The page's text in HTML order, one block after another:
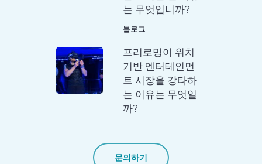
는 무엇입니까?
블로그
프리로밍이 위치
기반 엔터테인먼
트 시장을 강타하
는 이유는 무엇일
까?
문의하기